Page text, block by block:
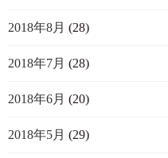
2018年8月 (28)
2018年7月 (28)
2018年6月 (20)
2018年5月 (29)